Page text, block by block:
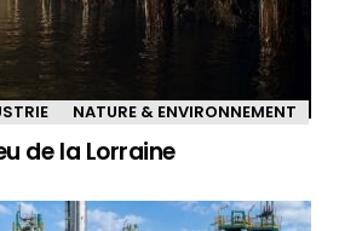
NATURE & ENVIRONNEMENT
de la Lorraine